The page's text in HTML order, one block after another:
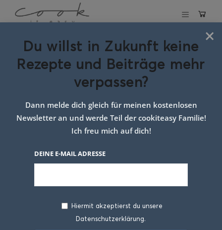
Linsenaufstrich mit Curry
14. DEZEMBER 2016
×
Du willst in Zukunft keine
Rezepte und Beiträge mehr
verpassen?
Dann melde dich gleich für meinen kostenlosen
Newsletter an und werde Teil der cookiteasy Familie!
Ich freu mich auf dich!
DEINE E-MAIL ADRESSE
Hiermit akzeptierst du unsere
Datenschutzerklärung.